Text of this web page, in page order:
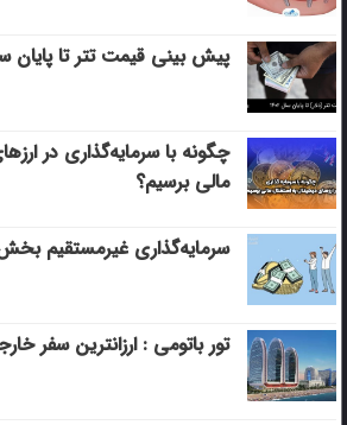
پیش بینی قیمت تتر تا پایان سال
چگونه با سرمایه‌گذاری در
مالی برسیم؟
سرمایه‌گذاری غیرمستقیم
تور باتومی : ارزانترین سفر خارجی